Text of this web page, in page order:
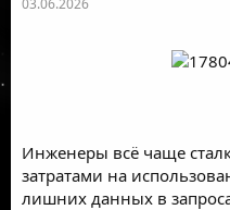
Инженеры всё чаще
затратами на
лишних данных в